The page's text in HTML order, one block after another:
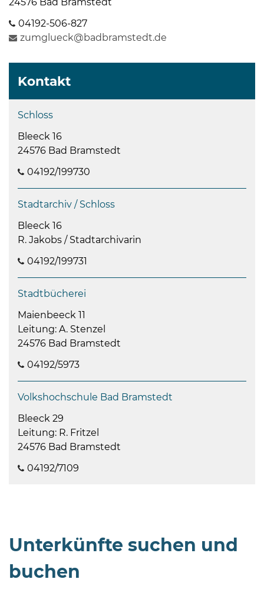
04192-506-827
zumglueck@badbramstedt.de
Kontakt
Schloss
Bleeck 16
24576 Bad Bramstedt
04192/199730
Stadtarchiv / Schloss
Bleeck 16
R. Jakobs / Stadtarchivarin
04192/199731
Stadtbücherei
Maienbeeck 11
Leitung: A. Stenzel
24576 Bad Bramstedt
04192/5973
Volkshochschule Bad Bramstedt
Bleeck 29
Leitung: R. Fritzel
24576 Bad Bramstedt
04192/7109
Unterkünfte suchen und
buchen